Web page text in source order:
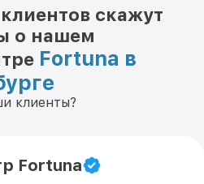
скажут
о нашем
Fortuna в
клиенты?
Fortuna